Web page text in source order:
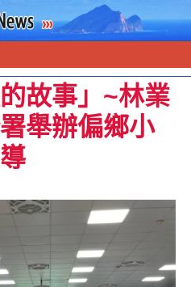
故事」~林業
舉辦偏鄉小